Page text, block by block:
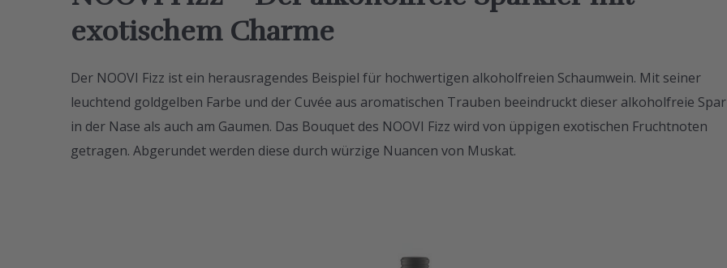
exotischem Charme
Der NOOVI Fizz ist ein herausragendes Beispiel für hochwertigen alkoholfreien Schaumwein. Mit seiner
leuchtend goldgelben Farbe und der Cuvée aus aromatischen Trauben beeindruckt dieser alkoholfreie
in der Nase als auch am Gaumen. Das Bouquet des NOOVI Fizz wird von üppigen exotischen Fruchtnoten
getragen. Abgerundet werden diese durch würzige Nuancen von Muskat.